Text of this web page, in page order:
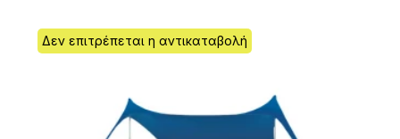
Δεν επιτρέπεται η αντικαταβολή